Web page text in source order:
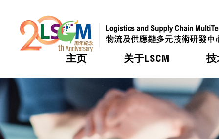
主页 关于LSCM
热门
LSCM 动向
机构简
愿景及
服务范畴
组织架
技
热门
LSCM 动向
服务
可获授
应用于
热门
LSCM 动向
合作计
研发重
资助计
热门
LSCM 动向
活动
LSCM 动
业界活动
奖项
热门
LSCM 动向
会籍及
登记会
会员列